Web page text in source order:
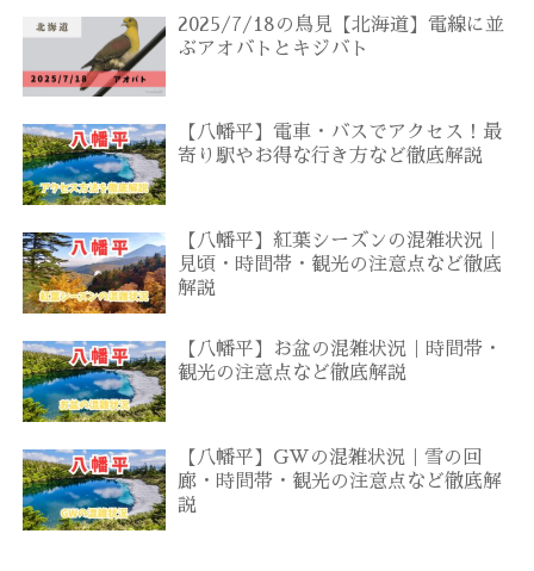
2025/7/18の鳥見【北海道】電線に並
ぶアオバトとキジバト
【八幡平】電車・バスでアクセス！最
寄り駅やお得な行き方など徹底解説
【八幡平】紅葉シーズンの混雑状況｜
見頃・時間帯・観光の注意点など徹底
解説
【八幡平】お盆の混雑状況｜時間帯・
観光の注意点など徹底解説
【八幡平】GWの混雑状況｜雪の回
廊・時間帯・観光の注意点など徹底解
説